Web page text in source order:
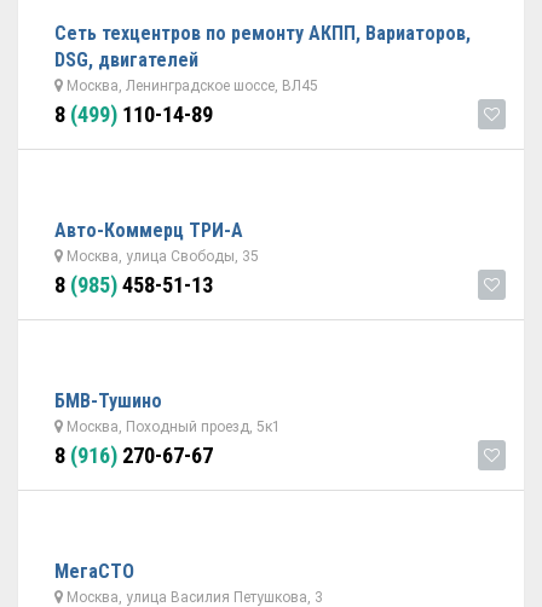
Сеть техцентров по ремонту АКПП, Вариаторов,
DSG, двигателей
Москва, Ленинградское шоссе, ВЛ45
8 (499) 110-14-89
Авто-Коммерц ТРИ-А
Москва, улица Свободы, 35
8 (985)458-51-13
БМВ-Тушино
Москва, Походный проезд, 5к1
8 (916) 270-67-67
МегаСТО
Москва, улица Василия Петушкова, 3